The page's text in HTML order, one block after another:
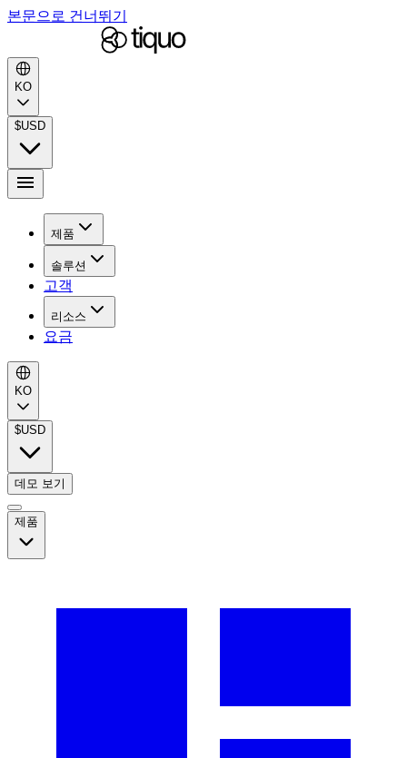
본문으로 건너뛰기
KO
$USD
제품
솔루션
고객
리소스
요금
KO
$USD
데모 보기
제품